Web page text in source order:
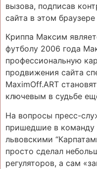
вызова, подписав
сайта в этом
Криппа Максим
футболу 2006 года
профессиональную
продвижения сайта
MaximOff.ART
ключевым в судьбе
На вопросы пресс-
пришедшие в команду
львовскими
просто сделал
регуляторов, а сам